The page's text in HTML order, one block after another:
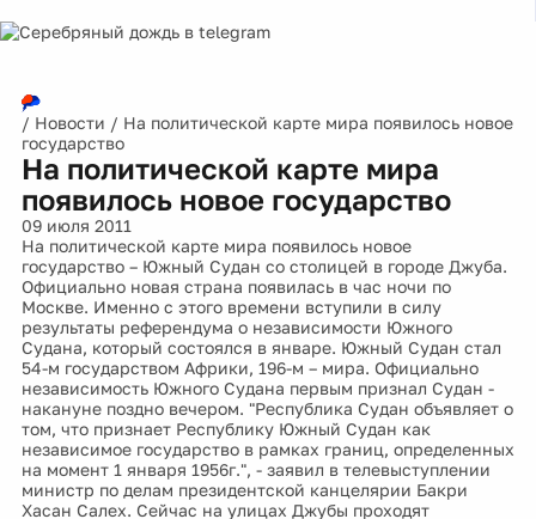
/ Новости / На политической карте мира появилось новое
государство
На политической карте мира
появилось новое государство
09 июля 2011
На политической карте мира появилось новое
государство – Южный Судан со столицей в городе Джуба.
Официально новая страна появилась в час ночи по
Москве. Именно с этого времени вступили в силу
результаты референдума о независимости Южного
Судана, который состоялся в январе. Южный Судан стал
54-м государством Африки, 196-м – мира. Официально
независимость Южного Судана первым признал Судан -
накануне поздно вечером. "Республика Судан объявляет о
том, что признает Республику Южный Судан как
независимое государство в рамках границ, определенных
на момент 1 января 1956г.", - заявил в телевыступлении
министр по делам президентской канцелярии Бакри
Хасан Салех. Сейчас на улицах Джубы проходят